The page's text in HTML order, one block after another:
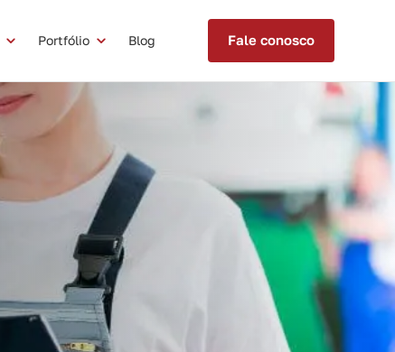
Fale conosco
Portfólio Blog